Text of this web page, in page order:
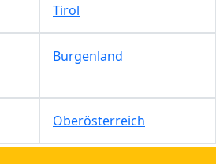
Tirol
Burgenland
Oberösterreich